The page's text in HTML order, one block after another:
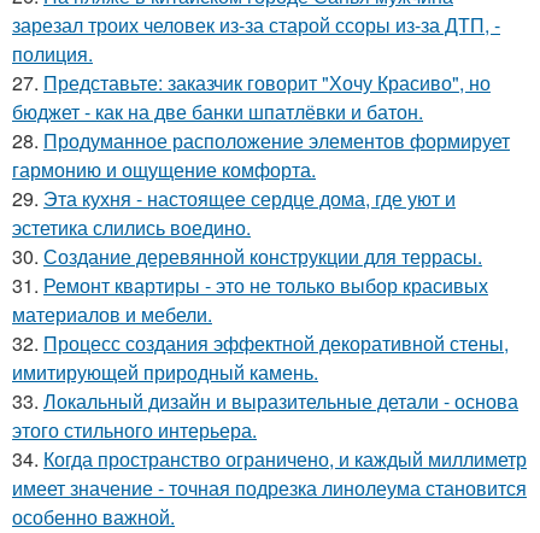
зарезал троих человек из-за старой ссоры из-за ДТП, -
полиция.
27. Представьте: заказчик говорит "Хочу Красиво", но
бюджет - как на две банки шпатлёвки и батон.
28. Продуманное расположение элементов формирует
гармонию и ощущение комфорта.
29. Эта кухня - настоящее сердце дома, где уют и
эстетика слились воедино.
30. Создание деревянной конструкции для террасы.
31. Ремонт квартиры - это не только выбор красивых
материалов и мебели.
32. Процесс создания эффектной декоративной стены,
имитирующей природный камень.
33. Локальный дизайн и выразительные детали - основа
этого стильного интерьера.
34. Когда пространство ограничено, и каждый миллиметр
имеет значение - точная подрезка линолеума становится
особенно важной.